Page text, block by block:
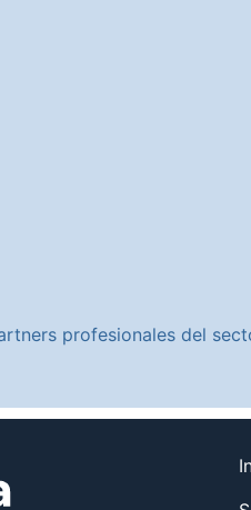
profesionales del